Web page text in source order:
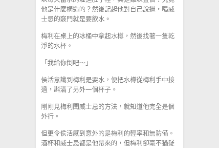
他是什麼構造的？然後記起他對自己說過，喝威
士忌的竅門就是要飲水。
梅利在桌上的冰桶中拿起水樽，然後找著一隻乾
淨的水杯。
「我給你倒吧～」
侯活意識到梅利是要水，便把水樽從梅利手中接
過，斟滿了另外一個杯子。
剛剛見梅利聞威士忌的方法，就知道他完全是個
外行。
但更令侯活感到意外的是梅利的輕率和無防備。
酒杯和威士忌都是他帶來的，但梅利卻毫不猶疑